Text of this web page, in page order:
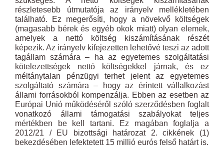
részletesebb útmutatója az irányelv mellékletében
található. Ez megerősíti, hogy a növekvő költségek
(magasabb bérek és egyéb okok miatt) olyan elemek,
amelyek a nettó költség kiszámításának részét
képezik. Az irányelv kifejezetten lehetővé teszi az adott
tagállam számára – ha az egyetemes szolgáltatási
kötelezettségek nettó költségekkel járnak, és ez
méltánytalan pénzügyi terhet jelent az egyetemes
szolgáltató számára – hogy az érintett vállalkozást
állami forrásokból kompenzálja. Ebben az esetben az
Európai Unió működéséről szóló szerződésben foglalt
vonatkozó állami támogatási szabályokat teljes
mértékben be kell tartani. Ez magában foglalja a
2012/21 / EU bizottsági határozat 2. cikkének (1)
bekezdésében lefektetett 15 millió eurós felső határt is.